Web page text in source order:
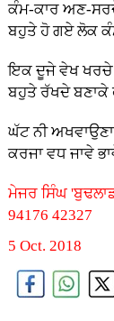
ਕੰਮ-ਕਾਰ ਅਣ-
ਬਹੁਤੇ ਹੋ ਗਏ ਲੋਕ
ਇਕ ਦੂਜੇ ਵੇਖ ਖਰਚੇ
ਬਹੁਤੇ ਰੱਖਦੇ ਬਣਾਕੇ
ਘੱਟ ਨੀ
ਕਰਜਾ ਵਧ ਜਾਵੇ
ਮੇਜਰ ਸਿੰਘ
94176 42327
5 Oct. 2018